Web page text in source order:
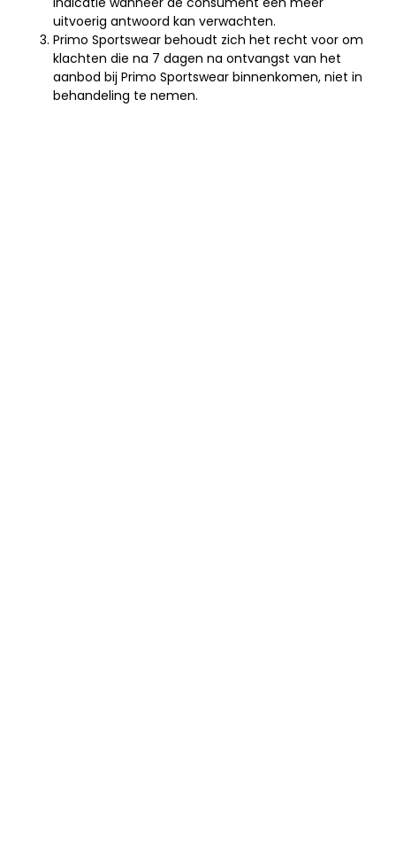
uitvoerig antwoord kan verwachten.
Primo Sportswear behoudt zich het recht voor om
klachten die na 7 dagen na ontvangst van het
aanbod bij Primo Sportswear binnenkomen, niet in
behandeling te nemen.